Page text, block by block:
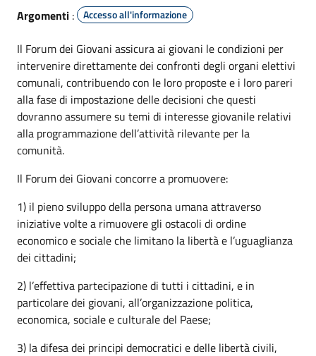
Argomenti : Accesso all'informazione
Il Forum dei Giovani assicura ai giovani le condizioni per
intervenire direttamente dei confronti degli organi elettivi
comunali, contribuendo con le loro proposte e i loro pareri
alla fase di impostazione delle decisioni che questi
dovranno assumere su temi di interesse giovanile relativi
alla programmazione dell’attività rilevante per la
comunità.
Il Forum dei Giovani concorre a promuovere:
1) il pieno sviluppo della persona umana attraverso
iniziative volte a rimuovere gli ostacoli di ordine
economico e sociale che limitano la libertà e l’uguaglianza
dei cittadini;
2) l’effettiva partecipazione di tutti i cittadini, e in
particolare dei giovani, all’organizzazione politica,
economica, sociale e culturale del Paese;
3) la difesa dei principi democratici e delle libertà civili,